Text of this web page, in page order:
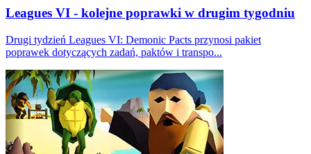
Leagues VI - kolejne poprawki w drugim tygodniu
Drugi tydzień Leagues VI: Demonic Pacts przynosi pakiet
poprawek dotyczących zadań, paktów i transpo...